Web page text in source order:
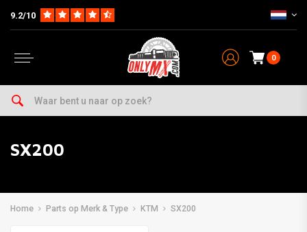
9.2/10
0
SX200
Home Parts op Merk & Type KTM SX200